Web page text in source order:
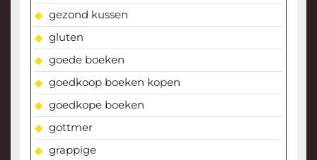
gezond kussen
gluten
goede boeken
goedkoop boeken kopen
goedkope boeken
gottmer
grappige